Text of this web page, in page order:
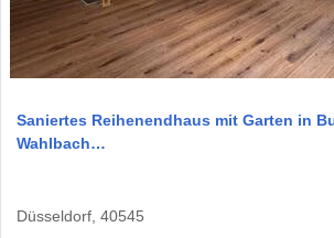
Saniertes Reihenendhaus mit Garten in
Wahlbach…
Düsseldorf, 40545